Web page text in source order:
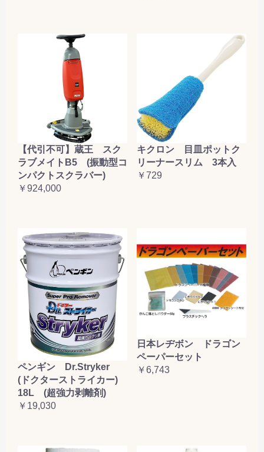
【代引不可】蔵王 スク
ラブメイトB5 (振動型コ
ンパクトスクラバー)
￥924,000
キクロン 目皿ポットク
リーナースリム 3本入
￥729
ペンギン Dr.Stryker
(ドクターストライカー)
18L (超強力剥離剤)
￥19,030
日本レヂボン ドラゴン
ペーパーセット
￥6,743